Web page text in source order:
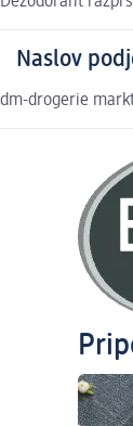
Naslov
dm-drogerie